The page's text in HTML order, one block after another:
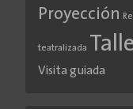
Proyección
teatralizada
Visita guiada